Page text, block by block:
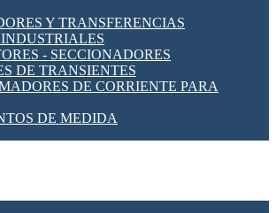
Y TRANSFERENCIAS
- SECCIONADORES
DE TRANSIENTES
DE CORRIENTE PARA
DE MEDIDA